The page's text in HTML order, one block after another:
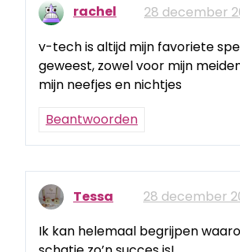
rachel
28 december
v-tech is altijd mijn favoriete
geweest, zowel voor mijn
mijn neefjes en nichtjes
Beantwoorden
Tessa
28 december
Ik kan helemaal begrijpen